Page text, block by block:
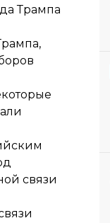
Трампа
связи